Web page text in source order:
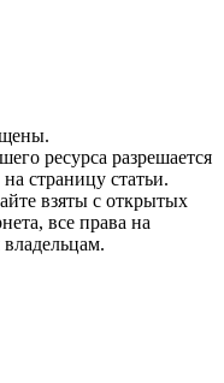
ресурса разрешается
страницу статьи.
взяты с открытых
все права на